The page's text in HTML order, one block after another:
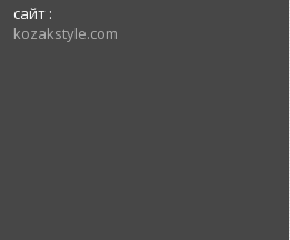
сайт
kozakstyle.com